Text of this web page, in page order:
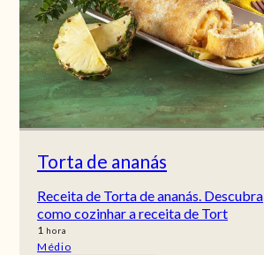
Torta de ananás
Receita de Torta de ananás. Descubra
como cozinhar a receita de Tort
1 hora
hora
Médio